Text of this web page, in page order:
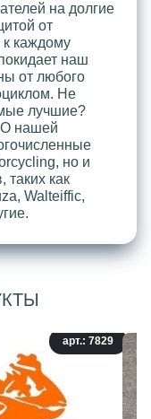
на долгие
от
к каждому
наш
от любого
Не
лучшие?
О нашей
но и
таких как
Walteiffic,
арт.: 7829